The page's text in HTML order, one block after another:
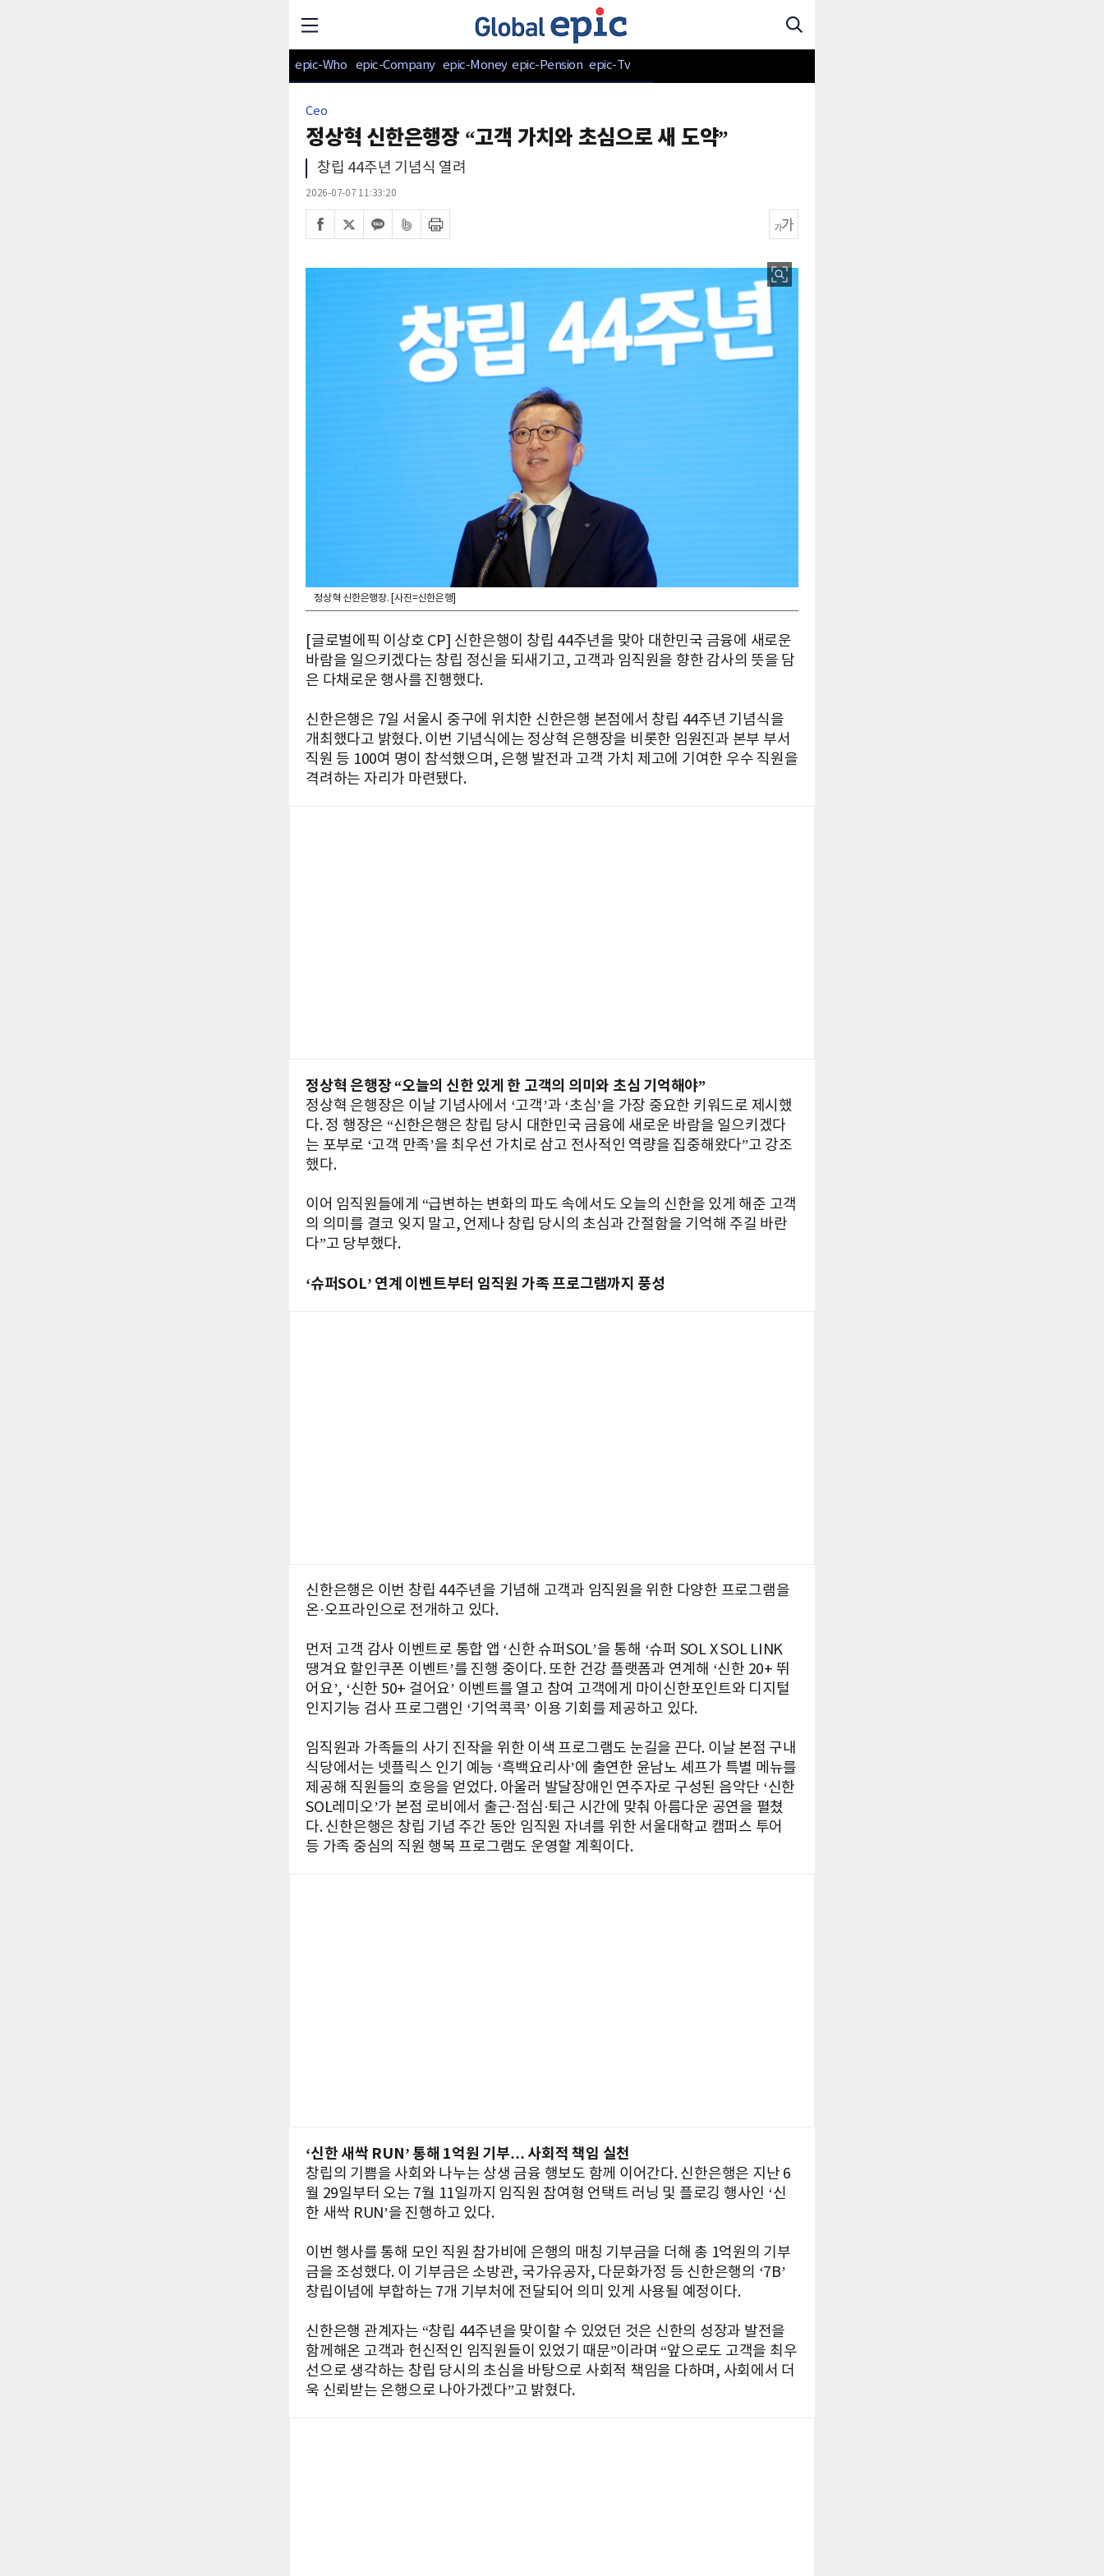
epic-Who epic-Company epic-Money epic-Pension epic-Tv
Ceo
정상혁 신한은행장 “고객 가치와 초심으로 새 도약”
창립 44주년 기념식 열려
2026-07-07 11:33:20
정상혁 신한은행장. [사진=신한은행]
[글로벌에픽 이상호 CP] 신한은행이 창립 44주년을 맞아 대한민국 금융에 새로운
바람을 일으키겠다는 창립 정신을 되새기고, 고객과 임직원을 향한 감사의 뜻을 담
은 다채로운 행사를 진행했다.
신한은행은 7일 서울시 중구에 위치한 신한은행 본점에서 창립 44주년 기념식을
개최했다고 밝혔다. 이번 기념식에는 정상혁 은행장을 비롯한 임원진과 본부 부서
직원 등 100여 명이 참석했으며, 은행 발전과 고객 가치 제고에 기여한 우수 직원을
격려하는 자리가 마련됐다.
정상혁 은행장 “오늘의 신한 있게 한 고객의 의미와 초심 기억해야”
정상혁 은행장은 이날 기념사에서 ‘고객’과 ‘초심’을 가장 중요한 키워드로 제시했
다. 정 행장은 “신한은행은 창립 당시 대한민국 금융에 새로운 바람을 일으키겠다
는 포부로 ‘고객 만족’을 최우선 가치로 삼고 전사적인 역량을 집중해왔다”고 강조
했다.
이어 임직원들에게 “급변하는 변화의 파도 속에서도 오늘의 신한을 있게 해준 고객
의 의미를 결코 잊지 말고, 언제나 창립 당시의 초심과 간절함을 기억해 주길 바란
다”고 당부했다.
‘슈퍼SOL’ 연계 이벤트부터 임직원 가족 프로그램까지 풍성
신한은행은 이번 창립 44주년을 기념해 고객과 임직원을 위한 다양한 프로그램을
온·오프라인으로 전개하고 있다.
먼저 고객 감사 이벤트로 통합 앱 ‘신한 슈퍼SOL’을 통해 ‘슈퍼 SOL X SOL LINK
땡겨요 할인쿠폰 이벤트’를 진행 중이다. 또한 건강 플랫폼과 연계해 ‘신한 20+ 뛰
어요’, ‘신한 50+ 걸어요’ 이벤트를 열고 참여 고객에게 마이신한포인트와 디지털
인지기능 검사 프로그램인 ‘기억콕콕’ 이용 기회를 제공하고 있다.
임직원과 가족들의 사기 진작을 위한 이색 프로그램도 눈길을 끈다. 이날 본점 구내
식당에서는 넷플릭스 인기 예능 ‘흑백요리사’에 출연한 윤남노 셰프가 특별 메뉴를
제공해 직원들의 호응을 얻었다. 아울러 발달장애인 연주자로 구성된 음악단 ‘신한
SOL레미오’가 본점 로비에서 출근·점심·퇴근 시간에 맞춰 아름다운 공연을 펼쳤
다. 신한은행은 창립 기념 주간 동안 임직원 자녀를 위한 서울대학교 캠퍼스 투어
등 가족 중심의 직원 행복 프로그램도 운영할 계획이다.
‘신한 새싹 RUN’ 통해 1억원 기부… 사회적 책임 실천
창립의 기쁨을 사회와 나누는 상생 금융 행보도 함께 이어간다. 신한은행은 지난 6
월 29일부터 오는 7월 11일까지 임직원 참여형 언택트 러닝 및 플로깅 행사인 ‘신
한 새싹 RUN’을 진행하고 있다.
이번 행사를 통해 모인 직원 참가비에 은행의 매칭 기부금을 더해 총 1억원의 기부
금을 조성했다. 이 기부금은 소방관, 국가유공자, 다문화가정 등 신한은행의 ‘7B’
창립이념에 부합하는 7개 기부처에 전달되어 의미 있게 사용될 예정이다.
신한은행 관계자는 “창립 44주년을 맞이할 수 있었던 것은 신한의 성장과 발전을
함께해온 고객과 헌신적인 임직원들이 있었기 때문”이라며 “앞으로도 고객을 최우
선으로 생각하는 창립 당시의 초심을 바탕으로 사회적 책임을 다하며, 사회에서 더
욱 신뢰받는 은행으로 나아가겠다”고 밝혔다.